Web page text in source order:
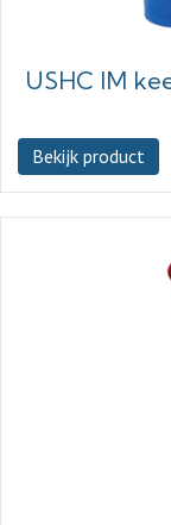
USHC IM
Bekijk product